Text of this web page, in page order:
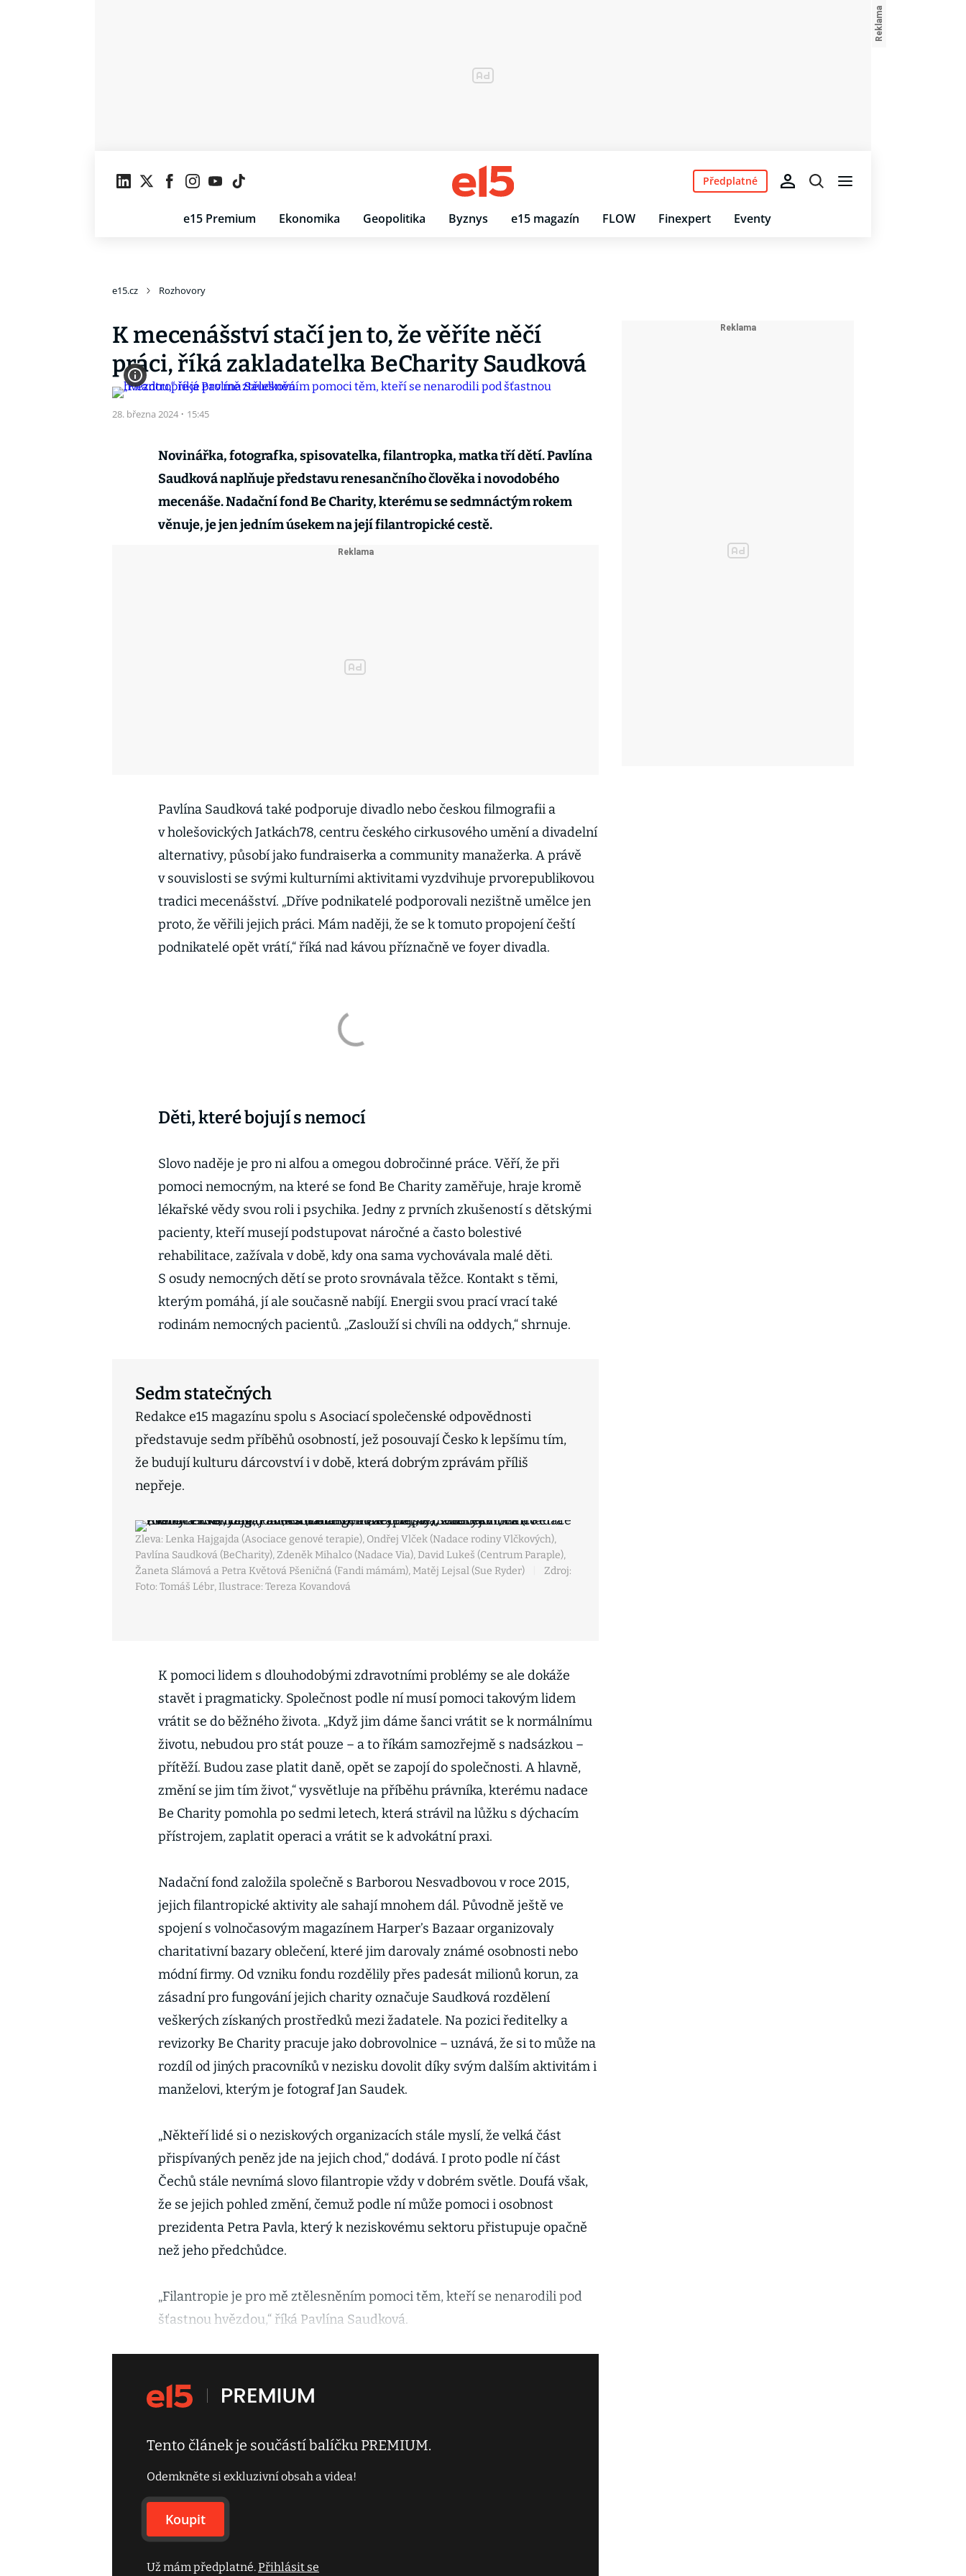
e15 Premium Ekonomika Geopolitika Byznys e15 magazín FLOW Finexpert Eventy
Předplatné
e15.cz Rozhovory
K mecenášství stačí jen to, že věříte něčí
práci, říká zakladatelka BeCharity Saudková
28. března 2024 · 15:45
Novinářka, fotografka, spisovatelka, filantropka, matka tří dětí. Pavlína
Saudková naplňuje představu renesančního člověka i novodobého
mecenáše. Nadační fond Be Charity, kterému se sedmnáctým rokem
věnuje, je jen jedním úsekem na její filantropické cestě.
Pavlína Saudková také podporuje divadlo nebo českou filmografii a
v holešovických Jatkách78, centru českého cirkusového umění a divadelní
alternativy, působí jako fundraiserka a community manažerka. A právě
v souvislosti se svými kulturními aktivitami vyzdvihuje prvorepublikovou
tradici mecenášství. „Dříve podnikatelé podporovali nezištně umělce jen
proto, že věřili jejich práci. Mám naději, že se k tomuto propojení čeští
podnikatelé opět vrátí,“ říká nad kávou příznačně ve foyer divadla.
Děti, které bojují s nemocí
Slovo naděje je pro ni alfou a omegou dobročinné práce. Věří, že při
pomoci nemocným, na které se fond Be Charity zaměřuje, hraje kromě
lékařské vědy svou roli i psychika. Jedny z prvních zkušeností s dětskými
pacienty, kteří musejí podstupovat náročné a často bolestivé
rehabilitace, zažívala v době, kdy ona sama vychovávala malé děti.
S osudy nemocných dětí se proto srovnávala těžce. Kontakt s těmi,
kterým pomáhá, jí ale současně nabíjí. Energii svou prací vrací také
rodinám nemocných pacientů. „Zaslouží si chvíli na oddych,“ shrnuje.
Sedm statečných
Redakce e15 magazínu spolu s Asociací společenské odpovědnosti
představuje sedm příběhů osobností, jež posouvají Česko k lepšímu tím,
že budují kulturu dárcovství i v době, která dobrým zprávám příliš
nepřeje.
Zleva: Lenka Hajgajda (Asociace genové terapie), Ondřej Vlček (Nadace rodiny Vlčkových),
Pavlína Saudková (BeCharity), Zdeněk Mihalco (Nadace Via), David Lukeš (Centrum Paraple),
Žaneta Slámová a Petra Květová Pšeničná (Fandi mámám), Matěj Lejsal (Sue Ryder)
Zdroj:
Foto: Tomáš Lébr, Ilustrace: Tereza Kovandová
K pomoci lidem s dlouhodobými zdravotními problémy se ale dokáže
stavět i pragmaticky. Společnost podle ní musí pomoci takovým lidem
vrátit se do běžného života. „Když jim dáme šanci vrátit se k normálnímu
životu, nebudou pro stát pouze – a to říkám samozřejmě s nadsázkou –
přítěží. Budou zase platit daně, opět se zapojí do společnosti. A hlavně,
změní se jim tím život,“ vysvětluje na příběhu právníka, kterému nadace
Be Charity pomohla po sedmi letech, která strávil na lůžku s dýchacím
přístrojem, zaplatit operaci a vrátit se k advokátní praxi.
Nadační fond založila společně s Barborou Nesvadbovou v roce 2015,
jejich filantropické aktivity ale sahají mnohem dál. Původně ještě ve
spojení s volnočasovým magazínem Harper’s Bazaar organizovaly
charitativní bazary oblečení, které jim darovaly známé osobnosti nebo
módní firmy. Od vzniku fondu rozdělily přes padesát milionů korun, za
zásadní pro fungování jejich charity označuje Saudková rozdělení
veškerých získaných prostředků mezi žadatele. Na pozici ředitelky a
revizorky Be Charity pracuje jako dobrovolnice – uznává, že si to může na
rozdíl od jiných pracovníků v nezisku dovolit díky svým dalším aktivitám i
manželovi, kterým je fotograf Jan Saudek.
„Někteří lidé si o neziskových organizacích stále myslí, že velká část
přispívaných peněz jde na jejich chod,“ dodává. I proto podle ní část
Čechů stále nevnímá slovo filantropie vždy v dobrém světle. Doufá však,
že se jejich pohled změní, čemuž podle ní může pomoci i osobnost
prezidenta Petra Pavla, který k neziskovému sektoru přistupuje opačně
než jeho předchůdce.
„Filantropie je pro mě ztělesněním pomoci těm, kteří se nenarodili pod
šťastnou hvězdou,“ říká Pavlína Saudková.
Tento článek je součástí balíčku PREMIUM.
Odemkněte si exkluzivní obsah a videa!
Koupit
Už mám předplatné.Přihlásit se